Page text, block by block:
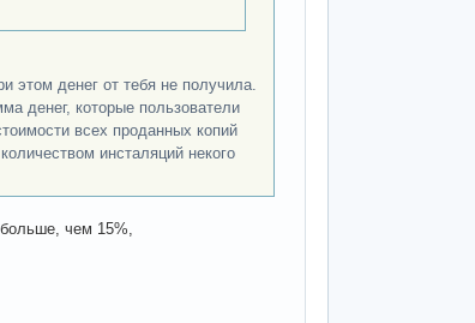
этом денег от тебя не получила.
денег, которые пользователи
всех проданных копий
инсталяций некого
чем 15%,